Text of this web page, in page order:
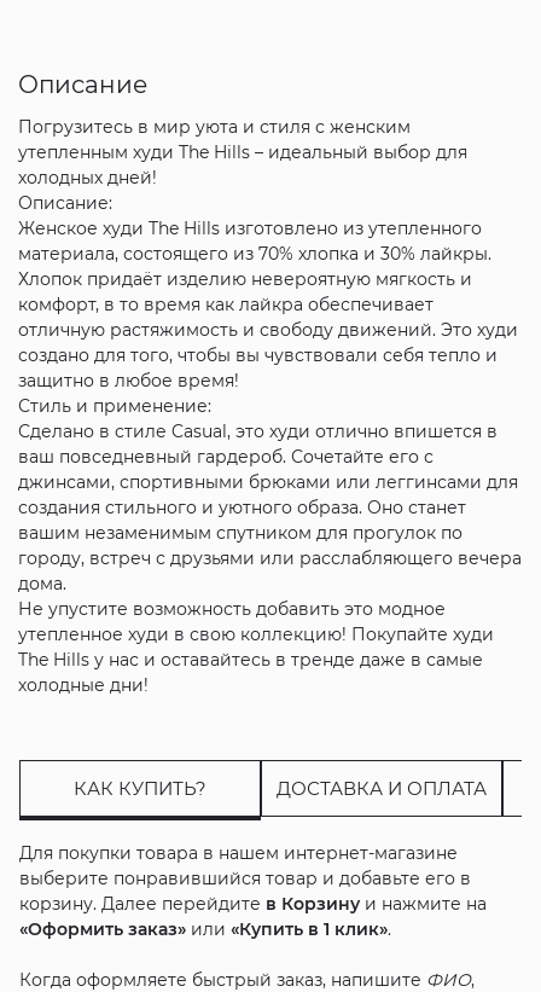
Описание
Погрузитесь в мир уюта и стиля с женским
утепленным худи The Hills – идеальный выбор для
холодных дней!
Описание:
Женское худи The Hills изготовлено из утепленного
материала, состоящего из 70% хлопка и 30% лайкры.
Хлопок придаёт изделию невероятную мягкость и
комфорт, в то время как лайкра обеспечивает
отличную растяжимость и свободу движений. Это худи
создано для того, чтобы вы чувствовали себя тепло и
защитно в любое время!
Стиль и применение:
Сделано в стиле Casual, это худи отлично впишется в
ваш повседневный гардероб. Сочетайте его с
джинсами, спортивными брюками или леггинсами для
создания стильного и уютного образа. Оно станет
вашим незаменимым спутником для прогулок по
городу, встреч с друзьями или расслабляющего вечера
дома.
Не упустите возможность добавить это модное
утепленное худи в свою коллекцию! Покупайте худи
The Hills у нас и оставайтесь в тренде даже в самые
холодные дни!
КАК КУПИТЬ? ДОСТАВКА И ОПЛАТА
Для покупки товара в нашем интернет-магазине
выберите понравившийся товар и добавьте его в
корзину. Далее перейдите в Корзинуи нажмите на
«Оформить заказ»или «Купить в 1 клик».
Когда оформляете быстрый заказ, напишите ФИО,